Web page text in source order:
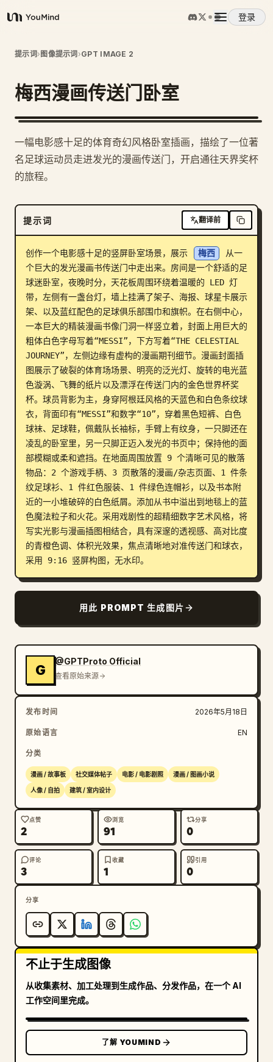
YouMind
登录
概览
使用案例
提示词
定价
下载
博客
更新
提示词› 图像提示词 ›GPT IMAGE 2
梅西漫画传送门卧室
一幅电影感十足的体育奇幻风格卧室插画，描绘了一位著
名足球运动员走进发光的漫画传送门，开启通往天界奖杯
的旅程。
提示词 翻译前
创作一个电影感十足的竖屏卧室场景，展示 梅西
从一
个巨大的发光漫画书传送门中走出来。房间是一个舒适的足
球迷卧室，夜晚时分，天花板周围环绕着温暖的 LED 灯
带，左侧有一盏台灯，墙上挂满了架子、海报、球星卡展示
架、以及蓝红配色的足球俱乐部围巾和旗帜。在右侧中心，
一本巨大的精装漫画书像门洞一样竖立着，封面上用巨大的
粗体白色字母写着“MESSI”，下方写着“THE CELESTIAL
JOURNEY”，左侧边缘有虚构的漫画期刊细节。漫画封面插
图展示了破裂的体育场场景、明亮的泛光灯、旋转的电光蓝
色漩涡、飞舞的纸片以及漂浮在传送门内的金色世界杯奖
杯。球员背影为主，身穿阿根廷风格的天蓝色和白色条纹球
衣，背面印有“MESSI”和数字“10”，穿着黑色短裤、白色
球袜、足球鞋，佩戴队长袖标，手臂上有纹身，一只脚还在
凌乱的卧室里，另一只脚正迈入发光的书页中；保持他的面
部模糊或柔和遮挡。在地面周围放置 9 个清晰可见的散落
物品：2 个游戏手柄、3 页散落的漫画/杂志页面、1 件条
纹足球衫、1 件红色服装、1 件绿色连帽衫，以及书本附
近的一小堆破碎的白色纸屑。添加从书中溢出到地毯上的蓝
色魔法粒子和火花。采用戏剧性的超精细数字艺术风格，将
写实光影与漫画插图相结合，具有深邃的透视感、高对比度
的青橙色调、体积光效果，焦点清晰地对准传送门和球衣，
采用 9:16 竖屏构图，无水印。
用此 PROMPT 生成图片
G
@GPTProto Official
查看原始来源
发布时间 2026年5月18日
原始语言 EN
分类
漫画 / 故事板 社交媒体帖子 电影 / 电影剧照 漫画 / 图画小说
人像 / 自拍 建筑 / 室内设计
点赞
2
浏览
91
分享
0
评论
3
收藏
1
引用
0
分享
不止于生成图像
从收集素材、加工处理到生成作品、分发作品，在一个 AI
工作空间里完成。
了解 YOUMIND